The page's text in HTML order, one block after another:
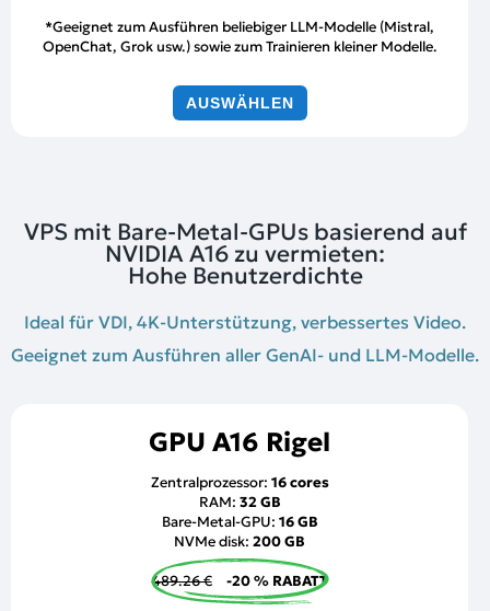
*Geeignet zum Ausführen beliebiger LLM-Modelle (Mistral,
OpenChat, Grok usw.) sowie zum Trainieren kleiner Modelle.
AUSWÄHLEN
VPS mit Bare-Metal-GPUs basierend auf
NVIDIA A16 zu vermieten:
Hohe Benutzerdichte
Ideal für VDI, 4K-Unterstützung, verbessertes Video.
Geeignet zum Ausführen aller GenAI- und LLM-Modelle.
GPU A16 Rigel
Zentralprozessor: 16 cores
RAM: 32 GB
Bare-Metal-GPU: 16 GB
NVMe disk: 200 GB
489.26 € -20 % RABATT